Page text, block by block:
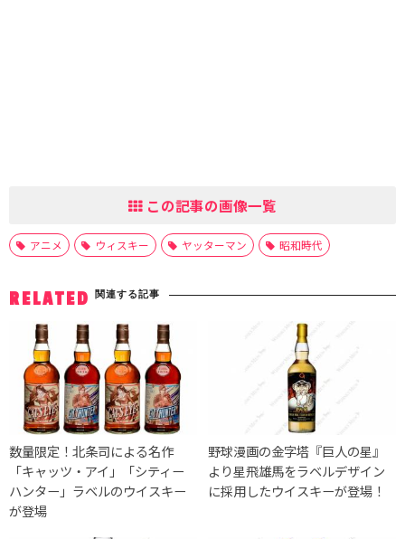
この記事の画像一覧
アニメ ウィスキー ヤッターマン 昭和時代
RELATED 関連する記事
数量限定！北条司による名作
「キャッツ・アイ」「シティー
ハンター」ラベルのウイスキー
が登場
野球漫画の金字塔『巨人の星』
より星飛雄馬をラベルデザイン
に採用したウイスキーが登場！